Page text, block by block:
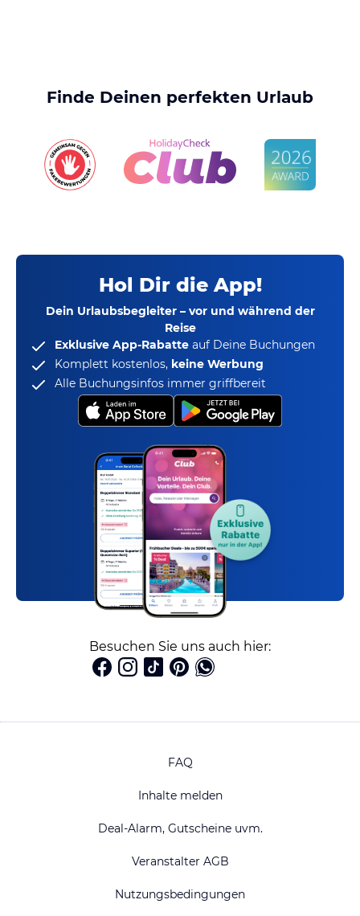
Finde Deinen perfekten Urlaub
Hol Dir die App!
Dein Urlaubsbegleiter – vor und während der
Reise
Exklusive App-Rabatte auf Deine Buchungen
Komplett kostenlos, keine Werbung
Alle Buchungsinfos immer griffbereit
Besuchen Sie uns auch hier:
FAQ
Inhalte melden
Deal-Alarm, Gutscheine uvm.
Veranstalter AGB
Nutzungsbedingungen